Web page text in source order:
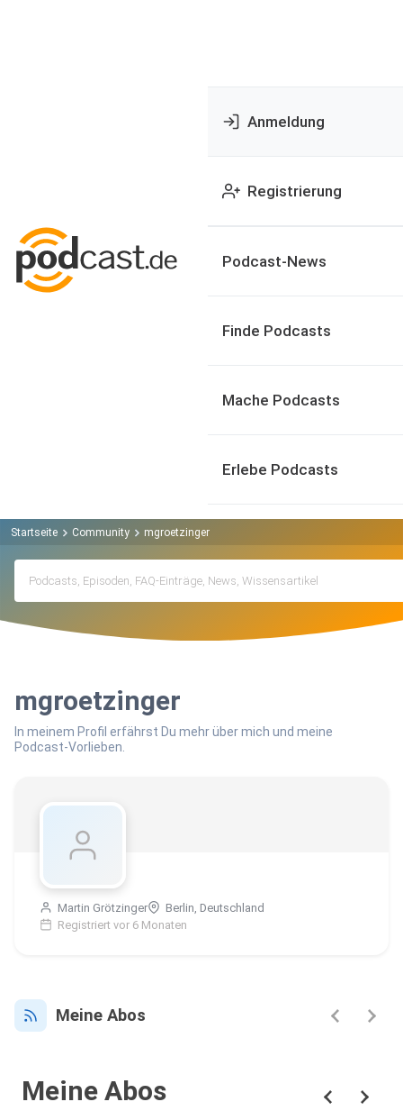
Anmeldung
Registrierung
Podcast-News
Finde Podcasts
Mache Podcasts
Erlebe Podcasts
Startseite Community mgroetzinger
mgroetzinger
In meinem Profil erfährst Du mehr über mich und meine
Podcast-Vorlieben.
Martin Grötzinger
Berlin, Deutschland
Registriert vor 6 Monaten
Meine Abos
Meine Abos